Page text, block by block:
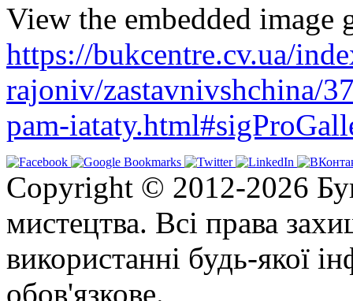
View the embedded image
https://bukcentre.cv.ua/
rajoniv/zastavnivshchina/
pam-
Copyright © 2012-2026
мистецтва. Всі права
використанні будь-якої
обов'язкове.